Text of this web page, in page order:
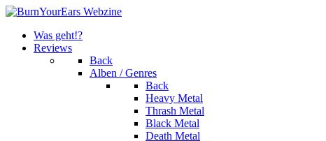
Was geht!?
Reviews
Back
Alben / Genres
Back
Heavy Metal
Thrash Metal
Black Metal
Death Metal